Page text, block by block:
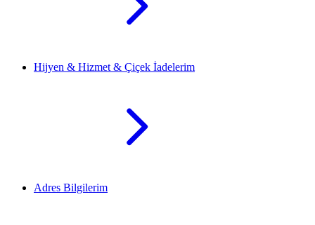
Hijyen & Hizmet & Çiçek İadelerim
Adres Bilgilerim